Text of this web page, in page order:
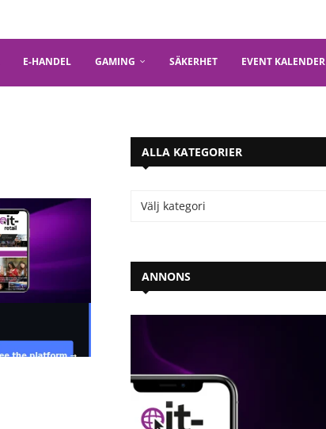
E-HANDEL GAMING SÄKERHET EVENT KALENDER
ALLA KATEGORIER
ANNONS